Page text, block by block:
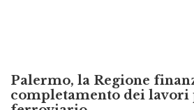
Palermo, la Regione
completamento dei lavori